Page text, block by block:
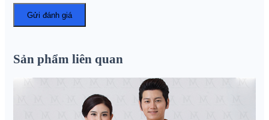
Sản phẩm liên quan